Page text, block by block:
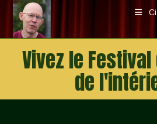
Skip
content
Vivez le
de